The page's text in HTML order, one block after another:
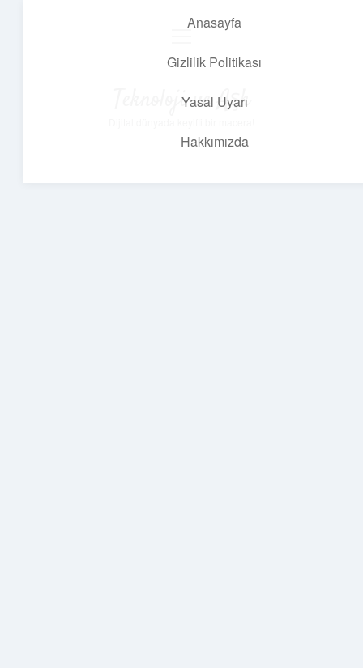
Anasayfa
Gizlilik Politikası
Yasal Uyarı
Hakkımızda
Teknoloji ve Aşk